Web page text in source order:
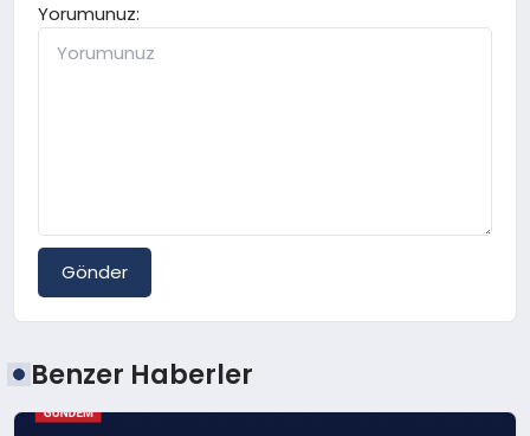
Yorumunuz:
Gönder
Benzer Haberler